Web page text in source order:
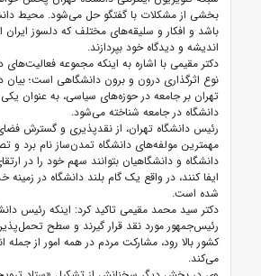
بخشی از مشکلات با گفتگو حل می‌شود. محیط
باشد و افکار و سلیقه‌های مختلف که دلسوز
اندیشه و دیدگاه خود بپردازند.
دکتر مقیمی با اشاره به اینکه مجموعه فعالیت‌های
نوع اثرگذاری درون و برون دانشگاهی است؛ بیان
تهران بر جامعه در حوزه‌های سیاسی، به عنوان
دانشگاه در جامعه شناخته می‌شود.
رئیس دانشگاه تهران، از نقدپذیری و گسترش
مهمترین مولفه‌های دانشگاه تمدن‌ساز نام برد و
دانشگاه و دانشگاهیان بتوانند سهم خود را در
ایفا کنند، در واقع یک گام بلند دانشگاه در
شده است.
دکتر سید محمد مقیمی تاکید کرد: اینکه رئیس
رئیس‌جمهور مورد نقد قرار گیرند و سطح
کشور بالا رود، مشارکت مردم در همه امور از جمله
می‌کند.